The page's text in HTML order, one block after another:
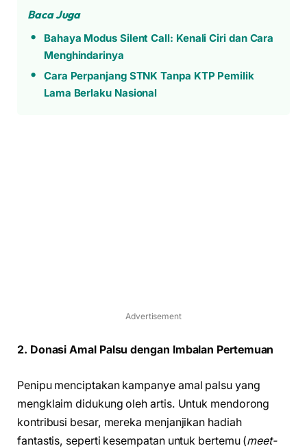
Baca Juga
Bahaya Modus Silent Call: Kenali Ciri dan Cara
Menghindarinya
Cara Perpanjang STNK Tanpa KTP Pemilik
Lama Berlaku Nasional
Advertisement
2. Donasi Amal Palsu dengan Imbalan Pertemuan
Penipu menciptakan kampanye amal palsu yang
mengklaim didukung oleh artis. Untuk mendorong
kontribusi besar, mereka menjanjikan hadiah
fantastis, seperti kesempatan untuk bertemu (meet-